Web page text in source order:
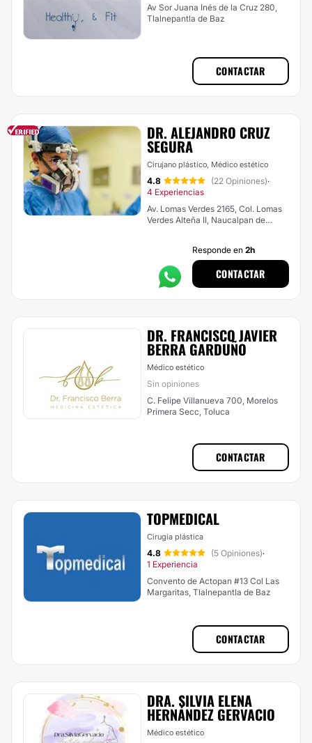
Av Sor Juana Inés de la Cruz 280,
Tlalnepantla de Baz
CONTACTAR
DR. ALEJANDRO CRUZ
SEGURA
Cirujano plástico, Médico estético
4.8 (22 Opiniones)·
4 Experiencias
Av. Lomas Verdes 2165, Col. Lomas
Verdes Alteña II, Naucalpan de
Responde en 2h
CONTACTAR
DR. FRANCISCO JAVIER
BERRA GARDUÑO
Médico estético
Sin opiniones
C. Felipe Villanueva 700, Morelos
Primera Secc, Toluca
CONTACTAR
TOPMEDICAL
Cirugía plástica
4.8 (5 Opiniones)·
1 Experiencia
Convento de Actopan #13 Col Las
Margaritas, Tlalnepantla de Baz
CONTACTAR
DRA. SILVIA ELENA
HERNÁNDEZ GERVACIO
Médico estético